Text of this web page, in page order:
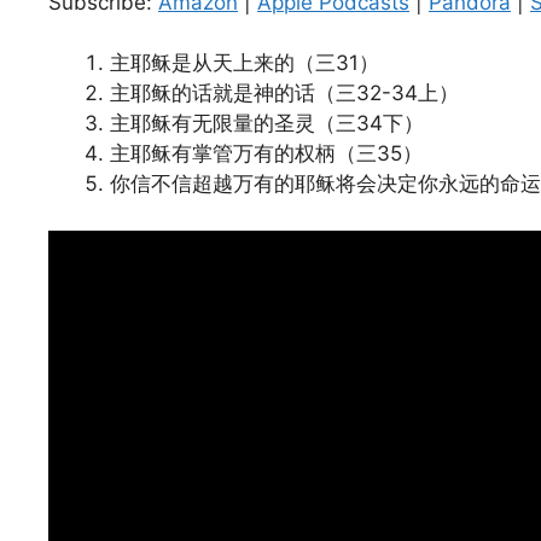
Spotify
RSS FEED
EMBED主耶稣是从天上来的（三31）
主耶稣的话就是神的话（三32-34上）
主耶稣有无限量的圣灵（三34下）
主耶稣有掌管万有的权柄（三35）
你信不信超越万有的耶稣将会决定你永远的命运